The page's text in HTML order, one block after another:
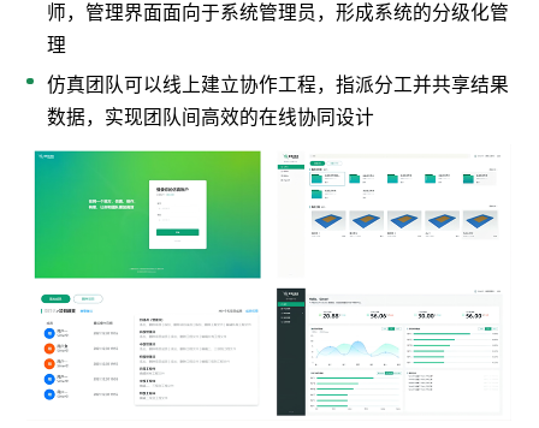
师，管理界面面向于系统管理员，形成系统的分级化管
理
仿真团队可以线上建立协作工程，指派分工并共享结果
数据，实现团队间高效的在线协同设计